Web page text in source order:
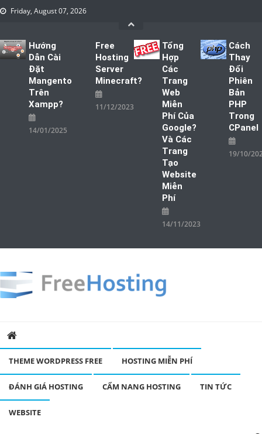
SkipFriday, August 07, 2026
Hướng
Dẫn Cài
Đặt
Mangento
Trên
Xampp?
14/01/2025
Free
Hosting
Server
Minecraft?
11/12/2023
Tổng
Hợp
Các
Trang
Web
Miễn
Phí Của
Google?
Và Các
Trang
Tạo
Website
Miễn
Phí
14/11/2023
Cách
Thay
Đổi
Phiên
Bản
PHP
Trong
CPanel
19/10/
theme Wordpress
THEME WORDPRESS FREE HOSTING MIỄN PHÍ
ĐÁNH GIÁ HOSTING CẨM NANG HOSTING TIN TỨC
WEBSITE